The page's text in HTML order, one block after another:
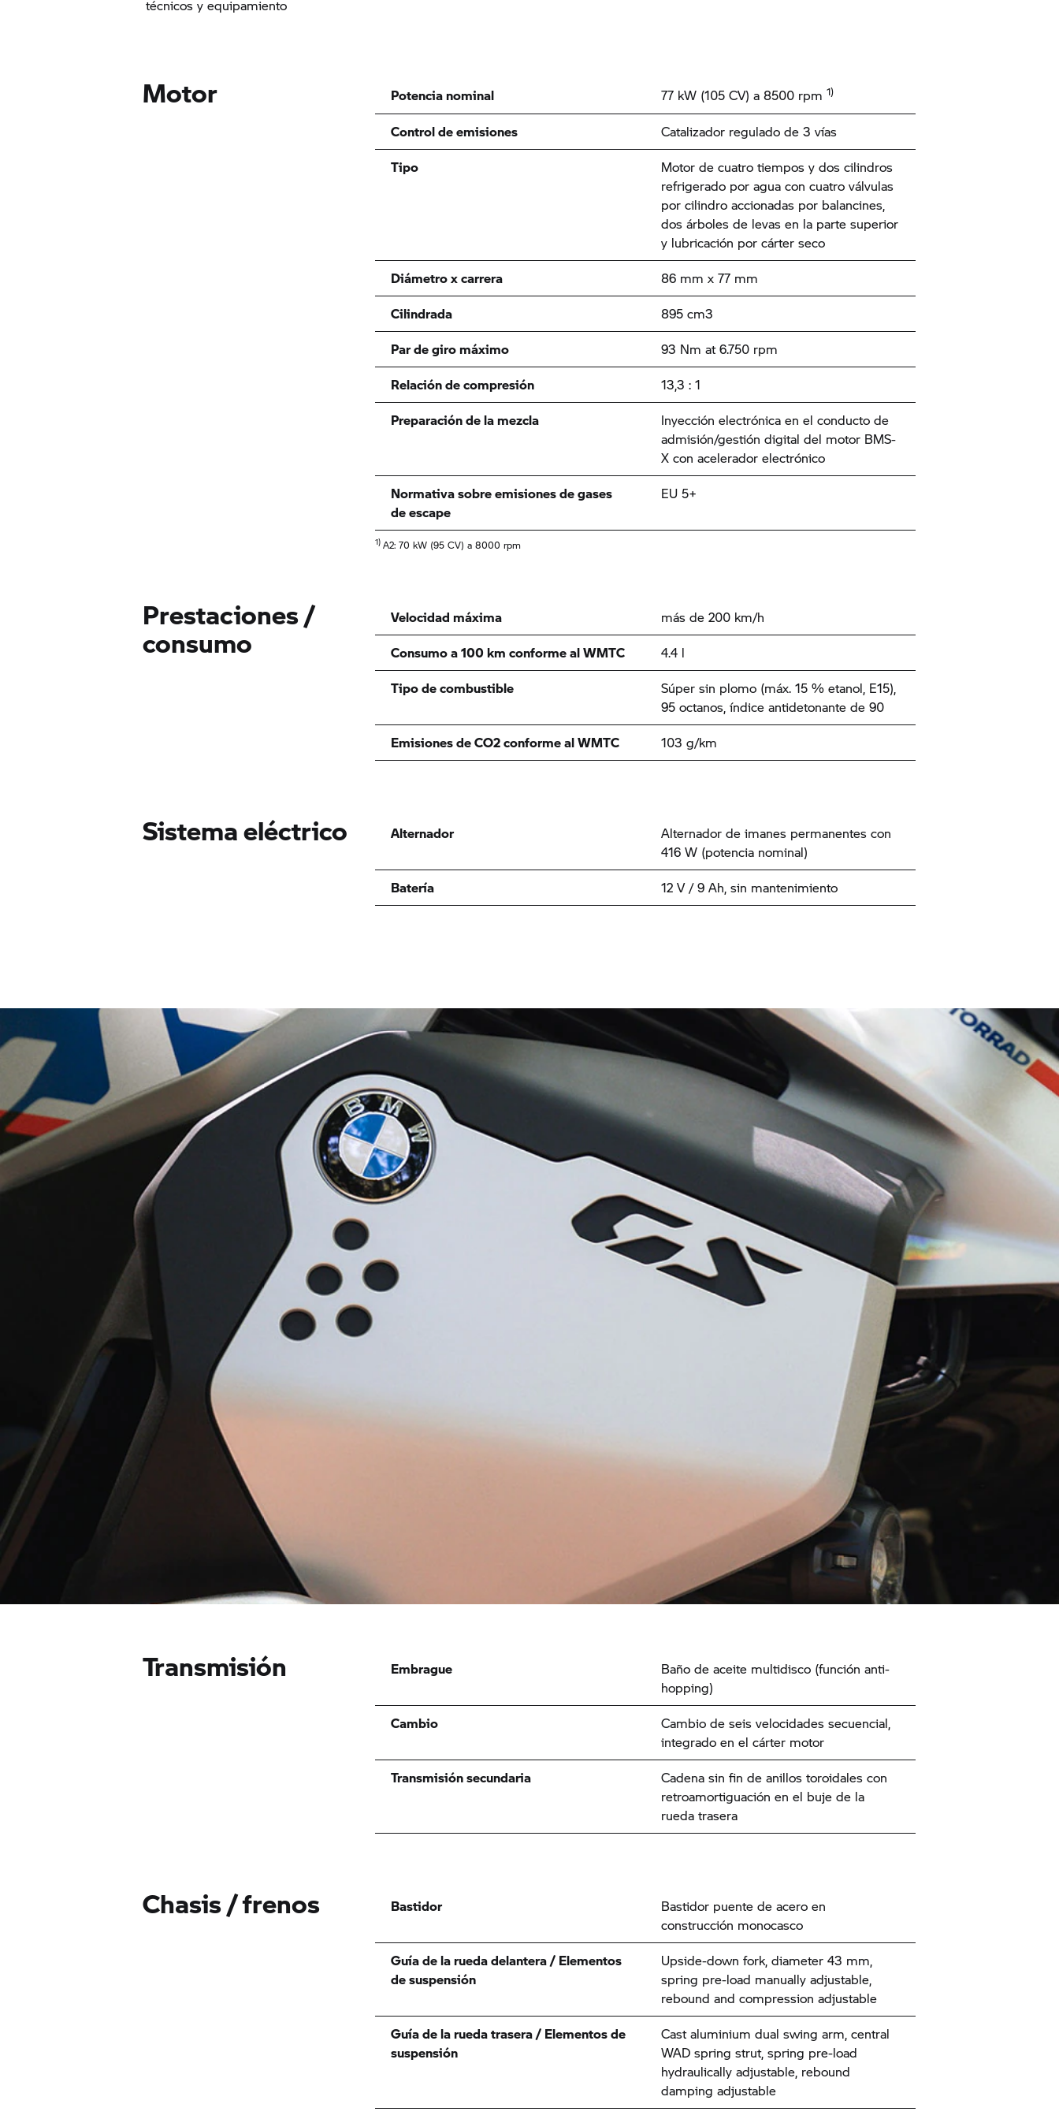
técnicos y equipamiento
Motor Potencia nominal 77 kW (105 CV) a 8500 rpm 1)
Control de emisiones
Catalizador regulado de 3 vías
Tipo
Motor de cuatro tiempos y dos cilindros
refrigerado por agua con cuatro válvulas
por cilindro accionadas por balancines,
dos árboles de levas en la parte superior
y lubricación por cárter seco
Diámetro x carrera
86 mm x 77 mm
Cilindrada
895 cm3
Par de giro máximo
93 Nm at 6.750 rpm
Relación de compresión
13,3 : 1
Preparación de la mezcla
Inyección electrónica en el conducto de
admisión/gestión digital del motor BMS-
X con acelerador electrónico
Normativa sobre emisiones de gases
de escape
EU 5+
1) A2: 70 kW (95 CV) a 8000 rpm
Prestaciones /
consumo
Velocidad máxima
más de 200 km/h
Consumo a 100 km conforme al WMTC
4.4 l
Tipo de combustible
Súper sin plomo (máx. 15 % etanol, E15),
95 octanos, índice antidetonante de 90
Emisiones de CO2 conforme al WMTC
103 g/km
Sistema eléctrico Alternador
Alternador de imanes permanentes con
416 W (potencia nominal)
Batería
12 V / 9 Ah, sin mantenimiento
Transmisión Embrague
Baño de aceite multidisco (función anti-
hopping)
Cambio
Cambio de seis velocidades secuencial,
integrado en el cárter motor
Transmisión secundaria
Cadena sin fin de anillos toroidales con
retroamortiguación en el buje de la
rueda trasera
Chasis / frenos Bastidor
Bastidor puente de acero en
construcción monocasco
Guía de la rueda delantera / Elementos
de suspensión
Upside-down fork, diameter 43 mm,
spring pre-load manually adjustable,
rebound and compression adjustable
Guía de la rueda trasera / Elementos de
suspensión
Cast aluminium dual swing arm, central
WAD spring strut, spring pre-load
hydraulically adjustable, rebound
damping adjustable